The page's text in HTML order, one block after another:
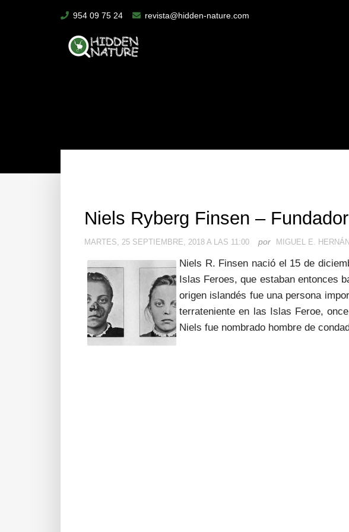
954 09 75 24 revista@hidden-nature.com
Niels Ryberg Finsen –
MARTES, 25 SEPTIEMBRE, 2018 A LAS 11:00 por MIGUEL E.
Niels R. Finsen nació el 15 de
Islas Feroes, que estaban entonces
origen islandés fue una persona
terrateniente en las Islas Feroe,
Niels fue nombrado hombre de